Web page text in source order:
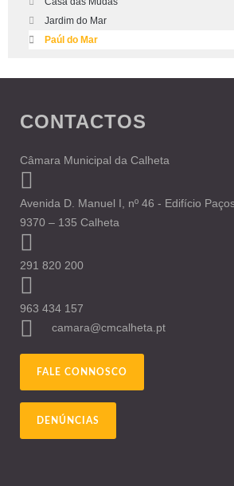
Jardim do Mar
Paúl do Mar
CONTACTOS
Câmara Municipal da Calheta
Avenida D. Manuel I, nº 46 - Edifício
9370 – 135 Calheta
291 820 200
963 434 157
camara@cmcalheta.pt
FALE CONNOSCO
DENÚNCIAS